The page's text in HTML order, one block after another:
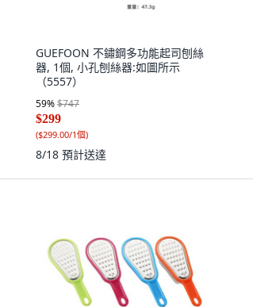
GUEFOON 不鏽鋼多功能起司刨絲
器, 1個, 小孔刨絲器:如圖所示
（5557）
59%$747
$299
($299.00/1個)
8/18 預計送達